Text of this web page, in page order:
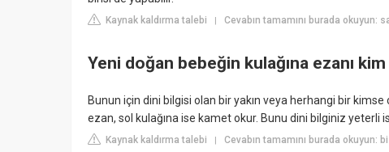
Kaynak kaldırma talebi | Cevabın tamamını burada okuyun:
Yeni doğan bebeğin kulağına ezanı kim
Bunun için dini bilgisi olan bir yakın veya herhangi bir kimse
ezan, sol kulağına ise kamet okur. Bunu dini bilginiz yeterli
Kaynak kaldırma talebi | Cevabın tamamını burada okuyun: